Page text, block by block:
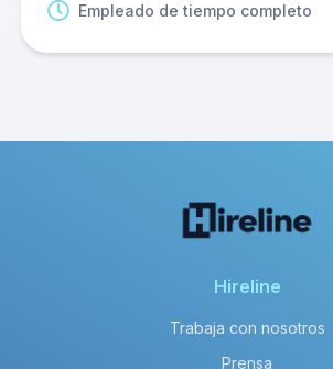
Empleado de tiempo completo
Hireline
Trabaja con nosotros
Prensa